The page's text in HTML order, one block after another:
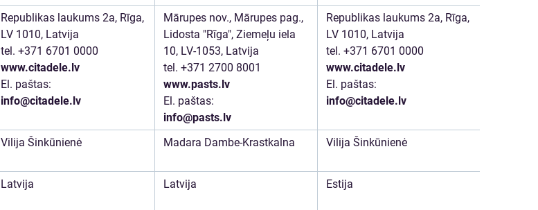
Republikas laukums 2a, Rīga,
LV 1010, Latvija
tel. +371 6701 0000
www.citadele.lv
El. paštas:
info@citadele.lv
Mārupes nov., Mārupes pag.,
Lidosta "Rīga", Ziemeļu iela
10, LV-1053, Latvija
tel. +371 2700 8001
www.pasts.lv
El. paštas:
info@pasts.lv
Republikas laukums 2a, Rīga,
LV 1010, Latvija
tel. +371 6701 0000
www.citadele.lv
El. paštas:
info@citadele.lv
Vilija Šinkūnienė Madara Dambe-Krastkalna Vilija Šinkūnienė
Latvija Latvija Estija